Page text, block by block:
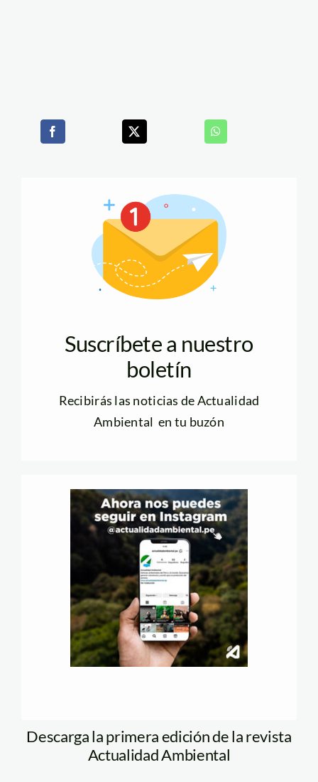
Suscríbete a nuestro
boletín
Recibirás las noticias de Actualidad
Ambiental en tu buzón
Descarga la primera edición de la revista
Actualidad Ambiental